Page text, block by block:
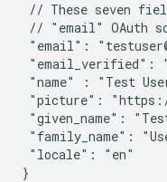
// These seven
// "email" OAuth
"email":
"email_verified":
"name" : "Test
"picture": "https://
"given_name":
"family_name":
"locale": "en"
}